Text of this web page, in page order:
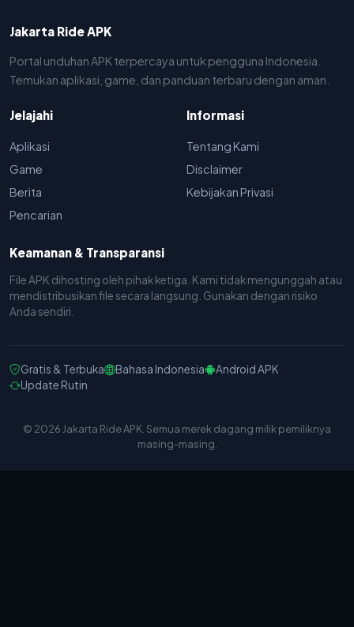
Jakarta Ride APK
Portal unduhan APK terpercaya untuk pengguna Indonesia.
Temukan aplikasi, game, dan panduan terbaru dengan aman.
Jelajahi
Aplikasi
Game
Berita
Pencarian
Informasi
Tentang Kami
Disclaimer
Kebijakan Privasi
Keamanan & Transparansi
File APK dihosting oleh pihak ketiga. Kami tidak mengunggah atau
mendistribusikan file secara langsung. Gunakan dengan risiko
Anda sendiri.
Gratis & Terbuka Bahasa Indonesia
Android APK
Update Rutin
© 2026 Jakarta Ride APK. Semua merek dagang milik pemiliknya
masing-masing.